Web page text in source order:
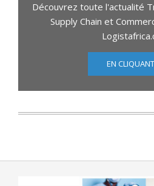
Découvrez toute l'actualité
Supply Chain et
EN